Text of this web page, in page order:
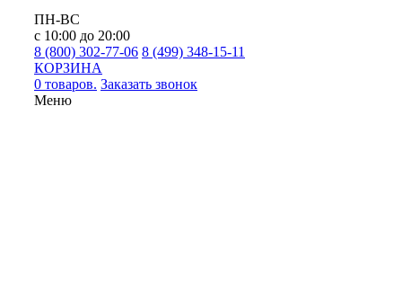
ПН-ВС
с 10:00 до 20:00
8 (800) 302-77-06 8 (499) 348-15-11
КОРЗИНА
0 товаров. Заказать звонок
Меню